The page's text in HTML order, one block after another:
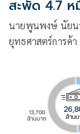
สะพัด 4.7 ห
นายพูนพงษ์ นัยน
ยุทธศาสตร์การค้
ประชาชนทุกอำเ
และการจับจ่ายใ